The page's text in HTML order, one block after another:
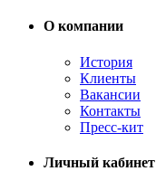
О компании
История
Клиенты
Вакансии
Контакты
Пресс-кит
Личный кабинет